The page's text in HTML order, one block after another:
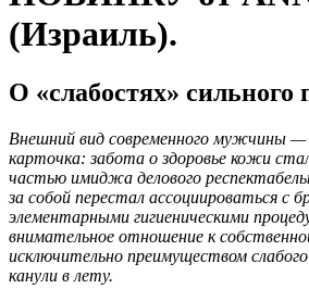
(Израиль).
О «слабостях»
Внешний вид современного мужчины —
карточка: забота о здоровье кожи
частью имиджа делового
за собой перестал ассоциироваться с
элементарными гигиеническими
внимательное отношение к
исключительно преимуществом
канули в лету.